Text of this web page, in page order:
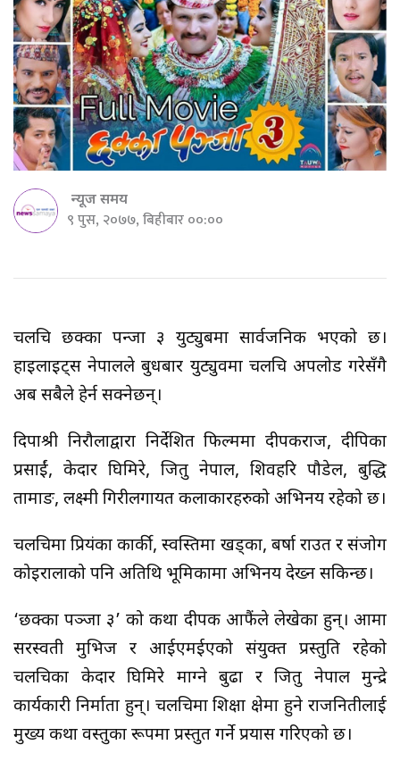
न्यूज समय
९ पुस, २०७७, बिहीबार ००:००
चलचित्र छक्का पन्जा ३ युट्युबमा सार्वजनिक भएको छ।
हाइलाइट्स नेपालले बुधबार युट्युवमा चलचित्र अपलोड गरेसँगै
अब सबैले हेर्न सक्नेछन्।
दिपाश्री निरौलाद्वारा निर्देशित फिल्ममा दीपकराज, दीपिका
प्रसाईं, केदार घिमिरे, जितु नेपाल, शिवहरि पौडेल, बुद्धि
तामाङ, लक्ष्मी गिरीलगायत कलाकारहरुको अभिनय रहेको छ।
चलचिमा प्रियंका कार्की, स्वस्तिमा खड्का, बर्षा राउत र संजोग
कोइरालाको पनि अतिथि भूमिकामा अभिनय देख्न सकिन्छ।
‘छक्का पञ्जा ३’ को कथा दीपक आफैंले लेखेका हुन्। आमा
सरस्वती मुभिज र आईएमईएको संयुक्त प्रस्तुति रहेको
चलचित्रका केदार घिमिरे माग्ने बुढा र जितु नेपाल मुन्द्रे
कार्यकारी निर्माता हुन्। चलचित्रमा शिक्षा क्षेत्रमा हुने राजनितीलाई
मुख्य कथा वस्तुका रूपमा प्रस्तुत गर्ने प्रयास गरिएको छ।